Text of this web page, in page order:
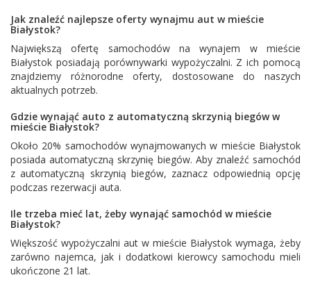
Jak znaleźć najlepsze oferty wynajmu aut w mieście
Białystok?
Największą ofertę samochodów na wynajem w mieście
Białystok posiadają porównywarki wypożyczalni. Z ich pomocą
znajdziemy różnorodne oferty, dostosowane do naszych
aktualnych potrzeb.
Gdzie wynająć auto z automatyczną skrzynią biegów w
mieście Białystok?
Około 20% samochodów wynajmowanych w mieście Białystok
posiada automatyczną skrzynię biegów. Aby znaleźć samochód
z automatyczną skrzynią biegów, zaznacz odpowiednią opcję
podczas rezerwacji auta.
Ile trzeba mieć lat, żeby wynająć samochód w mieście
Białystok?
Większość wypożyczalni aut w mieście Białystok wymaga, żeby
zarówno najemca, jak i dodatkowi kierowcy samochodu mieli
ukończone 21 lat.